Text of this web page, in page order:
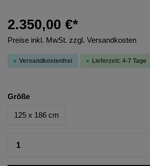
2.350,00 €*
Preise inkl. MwSt. zzgl. Versandkosten
Versandkostenfrei Lieferzeit: 4-7 Tage
Größe
125 x 186 cm